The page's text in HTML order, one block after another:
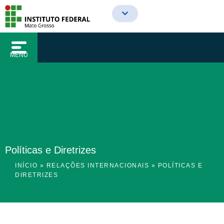
conteúdo
para
conteúdo
MENU
Políticas e Diretrizes
INÍCIO » RELAÇÕES INTERNACIONAIS » POLÍTICAS E
DIRETRIZES